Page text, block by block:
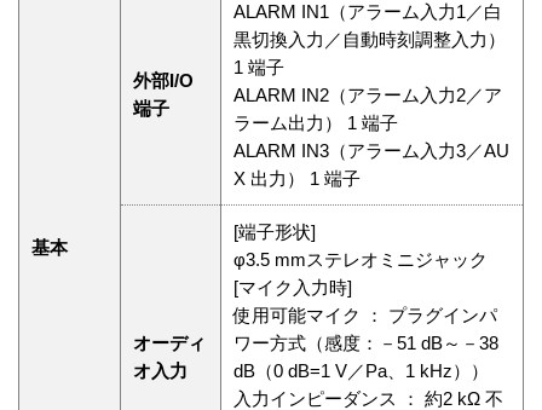
基本
外部I/O
端子
ALARM IN1（アラーム入力1／白
黒切換入力／自動時刻調整入力）
1 端子
ALARM IN2（アラーム入力2／ア
ラーム出力） 1 端子
ALARM IN3（アラーム入力3／AU
X 出力） 1 端子
オーディ
オ入力
[端子形状]
φ3.5 mmステレオミニジャック
[マイク入力時]
使用可能マイク ： プラグインパ
ワー方式（感度：－51 dB～－38
dB（0 dB=1 V／Pa、1 kHz））
入力インピーダンス ： 約2 kΩ 不